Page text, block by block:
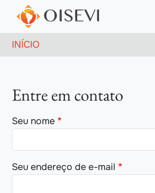
Pular para o conteúdo principal
Trilha de navegação
INÍCIO
Entre em contato
Seu nome
Seu endereço de e-mail